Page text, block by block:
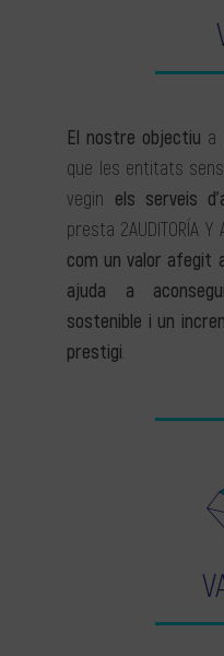
El nostre objectiu a
que les entitats
vegin els serveis
presta 2AUDITORÍA Y
com un valor afegit
ajuda a
sostenible i un
prestigi.